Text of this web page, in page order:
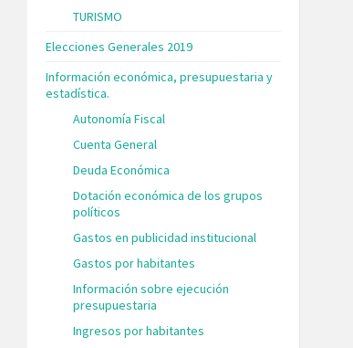
TURISMO
Elecciones Generales 2019
Información económica, presupuestaria y
estadística.
Autonomía Fiscal
Cuenta General
Deuda Económica
Dotación económica de los grupos
políticos
Gastos en publicidad institucional
Gastos por habitantes
Información sobre ejecución
presupuestaria
Ingresos por habitantes